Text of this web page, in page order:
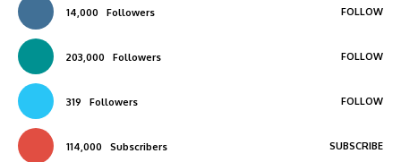
14,000 Followers FOLLOW
203,000 Followers FOLLOW
319 Followers FOLLOW
114,000 Subscribers SUBSCRIBE